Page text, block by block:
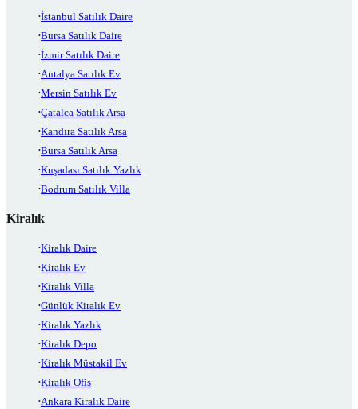
İstanbul Satılık Daire
Bursa Satılık Daire
İzmir Satılık Daire
Antalya Satılık Ev
Mersin Satılık Ev
Çatalca Satılık Arsa
Kandıra Satılık Arsa
Bursa Satılık Arsa
Kuşadası Satılık Yazlık
Bodrum Satılık Villa
Kiralık
Kiralık Daire
Kiralık Ev
Kiralık Villa
Günlük Kiralık Ev
Kiralık Yazlık
Kiralık Depo
Kiralık Müstakil Ev
Kiralık Ofis
Ankara Kiralık Daire